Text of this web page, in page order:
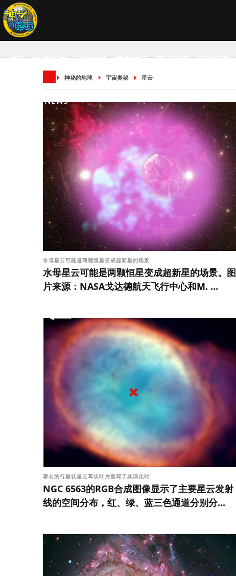
首页 科技新知 宇宙奥秘 航空航天 国家地理 历史军事
SCIENCE NEWS
神秘的地球 宇宙奥秘 星云
水母星云可能是两颗恒星变成超新星的场景
水母星云可能是两颗恒星变成超新星的场景。图
片来源：NASA戈达德航天飞行中心和M. ...
著名的行星状星云耳状叶片重写了其演化时
NGC 6563的RGB合成图像显示了主要星云发射
线的空间分布，红、绿、蓝三色通道分别分...